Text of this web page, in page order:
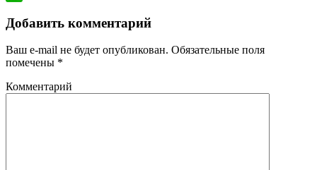
Добавить комментарий
Ваш e-mail не будет опубликован. Обязательные поля
помечены *
Комментарий